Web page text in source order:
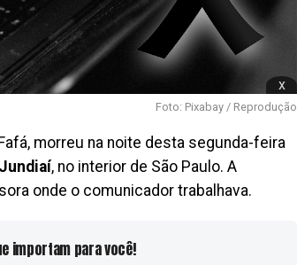
x
Foto: Pixabay / Reprodução
morreu na noite desta segunda-feira
Jundiaí, no interior de São Paulo. A
onde o comunicador trabalhava.
importam para você!